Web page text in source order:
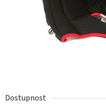
Dostupnost